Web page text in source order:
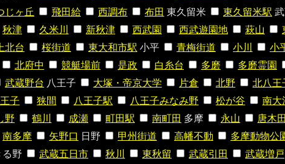
じヶ丘 飛田給 西調布 布田 東久留米 東久留米駅
秋津 久米川 新秋津 西武園 西武遊園地 萩山
上北台 桜街道 東大和市駅 小平 青梅街道 小川 小
北府中 競艇場前 是政 白糸台 多磨 多磨霊園
武蔵野台 八王子 大塚・帝京大学 片倉 北野 北八王
子 狭間 八王子駅 八王子みなみ野 松が谷 南大
野 鶴川 成瀬 町田駅 南町田 多摩 永山 唐木田
南多摩 矢野口 日野 甲州街道 高幡不動 多摩動物公
る野 武蔵五日市 秋川 東秋留 武蔵引田 武蔵増戸